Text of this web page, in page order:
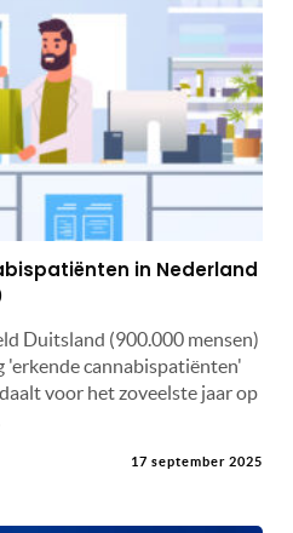
in Nederland
Duitsland (900.000 mensen)
cannabispatiënten'
voor het zoveelste jaar op
17 september 2025